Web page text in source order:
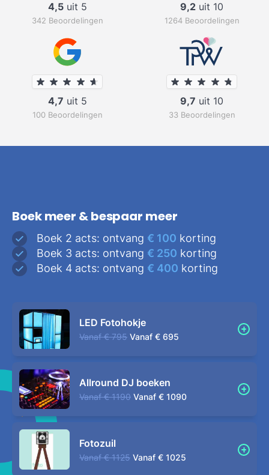
4,5uit 5
342 Beoordelingen
9,2 uit 10
1264 Beoordelingen
4,7 uit 5
100 Beoordelingen
9,7 uit 10
33 Beoordelingen
Boek meer & bespaar meer
Boek 2 acts: ontvang € 100 korting
Boek 3 acts: ontvang € 250 korting
Boek 4 acts: ontvang € 400 korting
LED Fotohokje
Vanaf € 795 Vanaf € 695
Allround DJ boeken
Vanaf € 1190 Vanaf € 1090
Fotozuil
Vanaf € 1125 Vanaf € 1025